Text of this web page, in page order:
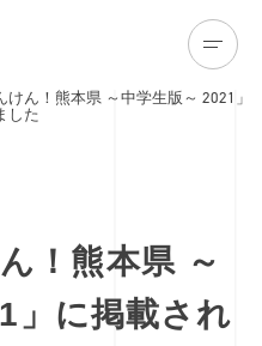
けん！熊本県 ～中学生版～ 2021」
した
！熊本県 ～
」に掲載され